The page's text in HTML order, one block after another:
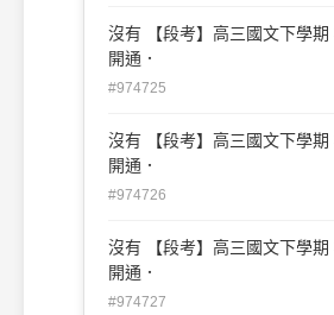
沒有 【段考】高三國文下學
開通．
#974725
沒有 【段考】高三國文下學
開通．
#974726
沒有 【段考】高三國文下學
開通．
#974727